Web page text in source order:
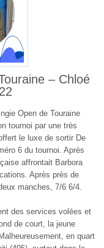
– Chloé
Open de Touraine
tournoi par une très
le luxe de sortir De
6 du tournoi. Après
affrontait Barbora
Après près de
manches, 7/6 6/4.
des services volées et
de court, la jeune
en quart